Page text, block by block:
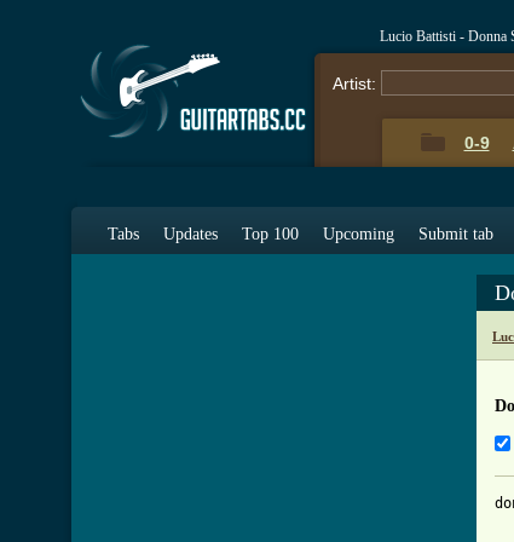
Lucio Battisti - Donna
Artist:
0-9
Tabs Updates Top 100 Upcoming Submit tab